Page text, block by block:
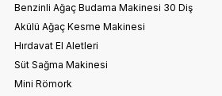
Benzinli Ağaç Budama Makinesi 30 Diş
Akülü Ağaç Kesme Makinesi
Hırdavat El Aletleri
Süt Sağma Makinesi
Mini Römork